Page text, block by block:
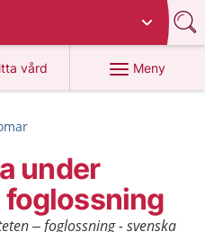
vård
på 1177.se
Meny
under
– foglossning - svenska